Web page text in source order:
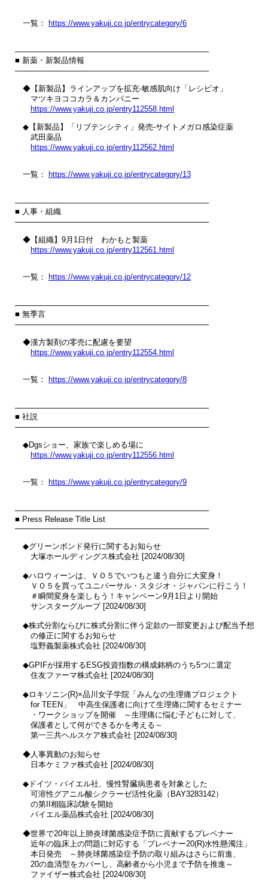
一覧： https://www.yakuji.co.jp/entrycategory/6
────────────────────────────────────
■ 新薬・新製品情報
────────────────────────────────────
◆【新製品】ラインアップを拡充‐敏感肌向け「レシピオ」
マツキヨココカラ＆カンパニー
https://www.yakuji.co.jp/entry112558.html
◆【新製品】「リブテンシティ」発売‐サイトメガロ感染症薬
武田薬品
https://www.yakuji.co.jp/entry112562.html
一覧： https://www.yakuji.co.jp/entrycategory/13
────────────────────────────────────
■ 人事・組織
────────────────────────────────────
◆【組織】9月1日付　わかもと製薬
https://www.yakuji.co.jp/entry112561.html
一覧： https://www.yakuji.co.jp/entrycategory/12
────────────────────────────────────
■ 無季言
────────────────────────────────────
◆漢方製剤の零売に配慮を要望
https://www.yakuji.co.jp/entry112554.html
一覧： https://www.yakuji.co.jp/entrycategory/8
────────────────────────────────────
■ 社説
────────────────────────────────────
◆Dgsショー、家族で楽しめる場に
https://www.yakuji.co.jp/entry112556.html
一覧： https://www.yakuji.co.jp/entrycategory/9
────────────────────────────────────
■ Press Release Title List
────────────────────────────────────
◆グリーンボンド発行に関するお知らせ
大塚ホールディングス株式会社 [2024/08/30]
◆ハロウィーンは、ＶＯ５でいつもと違う自分に大変身！
ＶＯ５を買ってユニバーサル・スタジオ・ジャパンに行こう！
＃瞬間変身を楽しもう！キャンペーン9月1日より開始
サンスターグループ [2024/08/30]
◆株式分割ならびに株式分割に伴う定款の一部変更および配当予想
の修正に関するお知らせ
塩野義製薬株式会社 [2024/08/30]
◆GPIFが採用するESG投資指数の構成銘柄のうち5つに選定
住友ファーマ株式会社 [2024/08/30]
◆ロキソニン(R)×品川女子学院「みんなの生理痛プロジェクト
for TEEN」　中高生保護者に向けて生理痛に関するセミナー
・ワークショップを開催　～生理痛に悩む子どもに対して、
保護者として何ができるかを考える～
第一三共ヘルスケア株式会社 [2024/08/30]
◆人事異動のお知らせ
日本ケミファ株式会社 [2024/08/30]
◆ドイツ・バイエル社、慢性腎臓病患者を対象とした
可溶性グアニル酸シクラーゼ活性化薬（BAY3283142）
の第II相臨床試験を開始
バイエル薬品株式会社 [2024/08/30]
◆世界で20年以上肺炎球菌感染症予防に貢献するプレベナー
近年の臨床上の問題に対応する「プレベナー20(R)水性懸濁注」
本日発売　～肺炎球菌感染症予防の取り組みはさらに前進、
20の血清型をカバーし、高齢者から小児まで予防を推進～
ファイザー株式会社 [2024/08/30]